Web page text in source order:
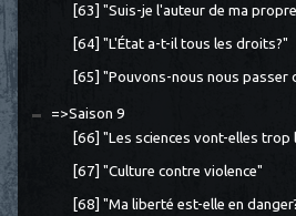
[63] "Suis-je l'auteur de ma
[64] "L'État a-t-il tous les droits?"
[65] "Pouvons-nous nous passer
=>Saison 9
[66] "Les sciences vont-elles trop
[67] "Culture contre violence"
[68] "Ma liberté est-elle en